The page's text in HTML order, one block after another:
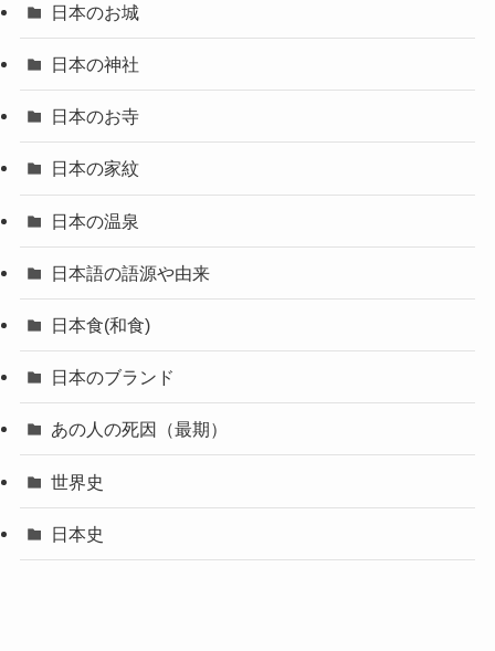
日本のお城
日本の神社
日本のお寺
日本の家紋
日本の温泉
日本語の語源や由来
日本食(和食)
日本のブランド
あの人の死因（最期）
世界史
日本史